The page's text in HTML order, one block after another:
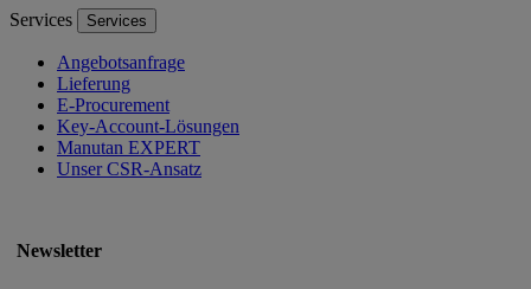
Services Services
Angebotsanfrage
Lieferung
E-Procurement
Key-Account-Lösungen
Manutan EXPERT
Unser CSR-Ansatz
Newsletter